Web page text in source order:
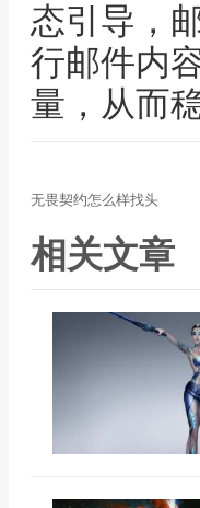
态引导，
行邮件内
量，从而
无畏契约怎么样找头
相关文章